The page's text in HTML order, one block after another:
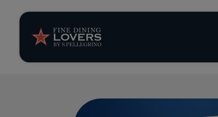
Storie e
Ricette
Trucchi e